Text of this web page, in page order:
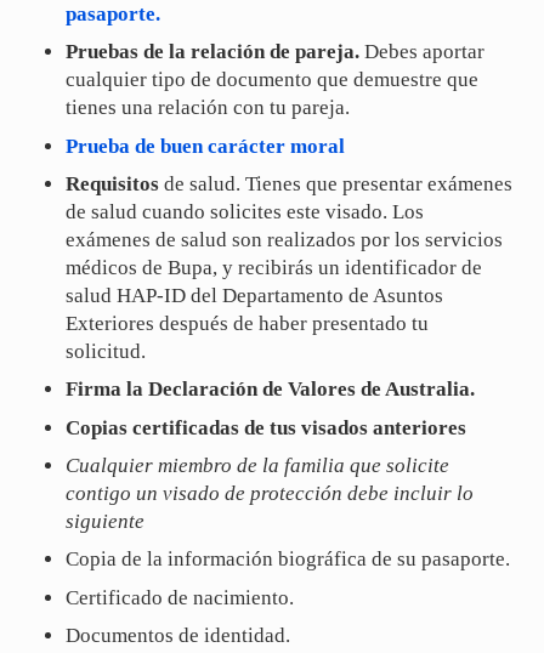
pasaporte.
Pruebas de la relación de pareja. Debes aportar
cualquier tipo de documento que demuestre que
tienes una relación con tu pareja.
Prueba de buen carácter moral
Requisitos de salud. Tienes que presentar exámenes
de salud cuando solicites este visado. Los
exámenes de salud son realizados por los servicios
médicos de Bupa, y recibirás un identificador de
salud HAP-ID del Departamento de Asuntos
Exteriores después de haber presentado tu
solicitud.
Firma la Declaración de Valores de Australia.
Copias certificadas de tus visados anteriores
Cualquier miembro de la familia que solicite
contigo un visado de protección debe incluir lo
siguiente
Copia de la información biográfica de su pasaporte.
Certificado de nacimiento.
Documentos de identidad.